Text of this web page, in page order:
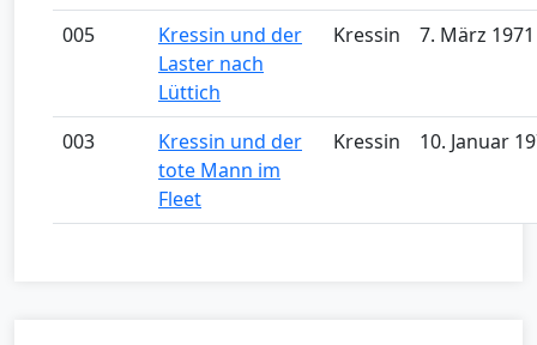
005
Kressin und der
Laster nach
Lüttich
Kressin 7. März 1971
003
Kressin und der
tote Mann im
Fleet
Kressin 10. Januar